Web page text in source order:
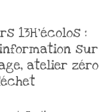
13H’écolos :
sur
atelier zéro